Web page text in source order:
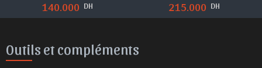
140.000 DH 215.000 DH
Outils et compléments